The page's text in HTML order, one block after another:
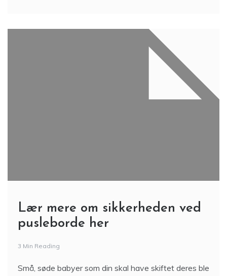
Lær mere om sikkerheden ved
pusleborde her
3 Min Reading
Små, søde babyer som din skal have skiftet deres ble